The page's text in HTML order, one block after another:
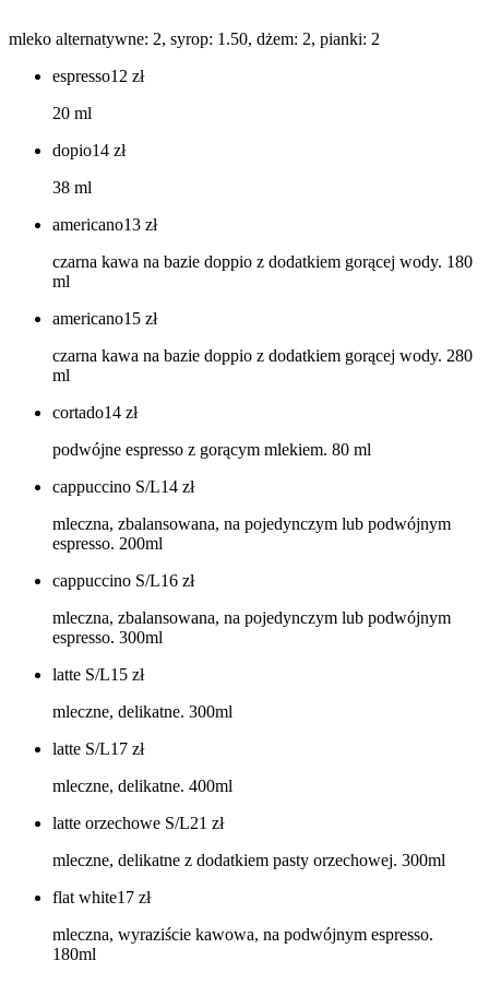
mleko alternatywne: 2, syrop: 1.50, dżem: 2, pianki: 2
espresso12 zł
20 ml
dopio14 zł
38 ml
americano13 zł
czarna kawa na bazie doppio z dodatkiem gorącej wody. 180
ml
americano15 zł
czarna kawa na bazie doppio z dodatkiem gorącej wody. 280
ml
cortado14 zł
podwójne espresso z gorącym mlekiem. 80 ml
cappuccino S/L14 zł
mleczna, zbalansowana, na pojedynczym lub podwójnym
espresso. 200ml
cappuccino S/L16 zł
mleczna, zbalansowana, na pojedynczym lub podwójnym
espresso. 300ml
latte S/L15 zł
mleczne, delikatne. 300ml
latte S/L17 zł
mleczne, delikatne. 400ml
latte orzechowe S/L21 zł
mleczne, delikatne z dodatkiem pasty orzechowej. 300ml
flat white17 zł
mleczna, wyraziście kawowa, na podwójnym espresso.
180ml